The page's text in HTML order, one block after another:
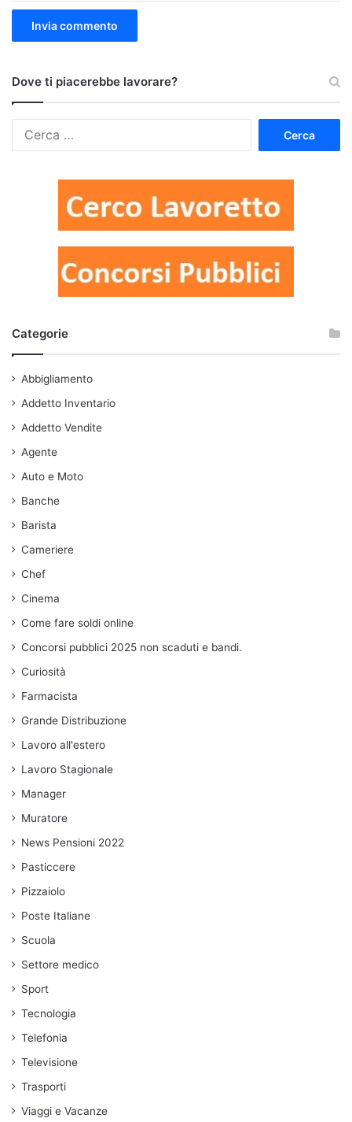
Dove ti piacerebbe lavorare?
Categorie
Abbigliamento
Addetto Inventario
Addetto Vendite
Agente
Auto e Moto
Banche
Barista
Cameriere
Chef
Cinema
Come fare soldi online
Concorsi pubblici 2025 non scaduti e bandi.
Curiosità
Farmacista
Grande Distribuzione
Lavoro all'estero
Lavoro Stagionale
Manager
Muratore
News Pensioni 2022
Pasticcere
Pizzaiolo
Poste Italiane
Scuola
Settore medico
Sport
Tecnologia
Telefonia
Televisione
Trasporti
Viaggi e Vacanze